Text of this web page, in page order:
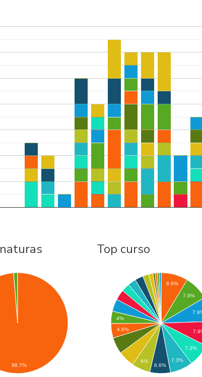
98.7%
Top curso
8.6%
7.9%
7.3%
7.3%
4%
4.6%
6%
6.6%